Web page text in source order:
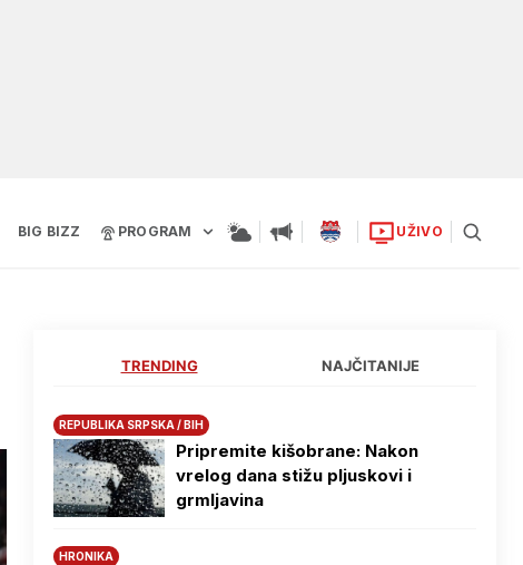
BIG BIZZ PROGRAM UŽIVO
TRENDING NAJČITANIJE
REPUBLIKA SRPSKA / BIH
Pripremite kišobrane: Nakon
vrelog dana stižu pljuskovi i
grmljavina
HRONIKA